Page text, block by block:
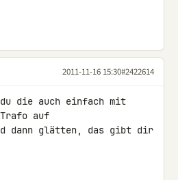
2011-11-16 15:30#2422614
du die auch einfach mit
auf
dann glätten, das gibt dir